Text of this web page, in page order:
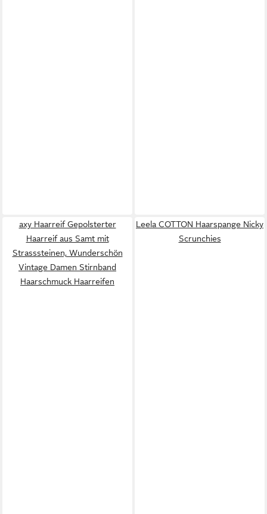
axy Haarreif Gepolsterter
Haarreif aus Samt mit
Strasssteinen, Wunderschön
Vintage Damen Stirnband
Haarschmuck Haarreifen
Leela COTTON Haarspange Nicky
Scrunchies